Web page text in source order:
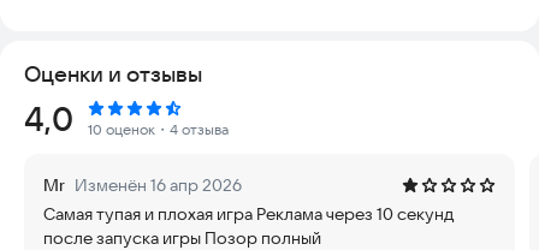
Успех уже на пороге. Хобби вроде игр или ведения блога
могут принести солидный доход. Пришло время стать
стримером! Создайте свой канал и играйте в самые
популярные игры. Сделайте свой игровой видеоблог
Развивайте канал
Оценки и отзывы
Рейтинг:
4,0 10 оценок ・4 отзыва
Mr Изменён 16 апр 2026
Самая тупая и плохая игра Реклама через 10 секунд
после запуска игры Позор полный